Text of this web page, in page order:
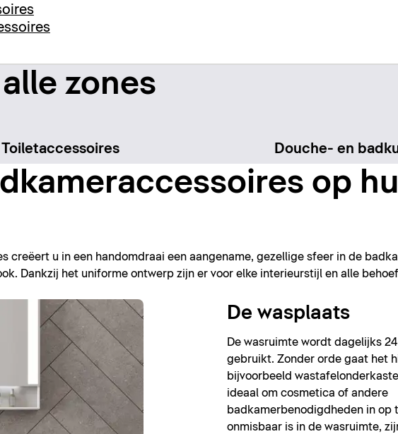
zones
Toiletaccessoires Douche- en
op
creëert u in een handomdraai een aangename, gezellige sfeer in de
Dankzij het uniforme ontwerp zijn er voor elke interieurstijl en alle
De wasplaats
De wasruimte wordt dagelijks
gebruikt. Zonder orde gaat het
bijvoorbeeld
ideaal om cosmetica of andere
badkamerbenodigdheden in op
onmisbaar is in de wasruimte,